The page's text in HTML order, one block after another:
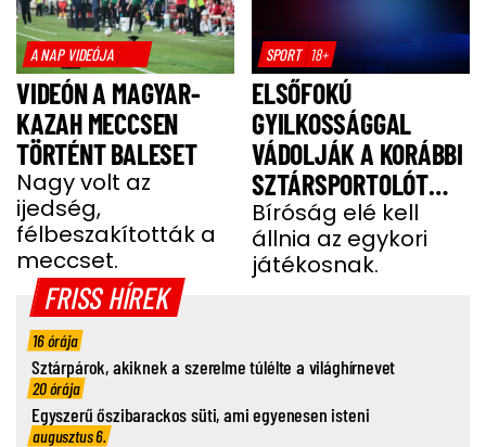
A NAP VIDEÓJA
VIDEÓN A MAGYAR-
KAZAH MECCSEN
TÖRTÉNT BALESET
Nagy volt az
ijedség,
félbeszakították a
meccset.
SPORT 18+
ELSŐFOKÚ
GYILKOSSÁGGAL
VÁDOLJÁK A KORÁBBI
SZTÁRSPORTOLÓT
BARÁTNŐJE TRAGIKUS
HALÁLA MIATT
Bíróság elé kell
állnia az egykori
játékosnak.
FRISS HÍREK
16 órája
Sztárpárok, akiknek a szerelme túlélte a világhírnevet
20 órája
Egyszerű őszibarackos süti, ami egyenesen isteni
augusztus 6.